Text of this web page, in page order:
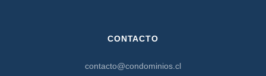
CONTACTO
contacto@condominios.cl